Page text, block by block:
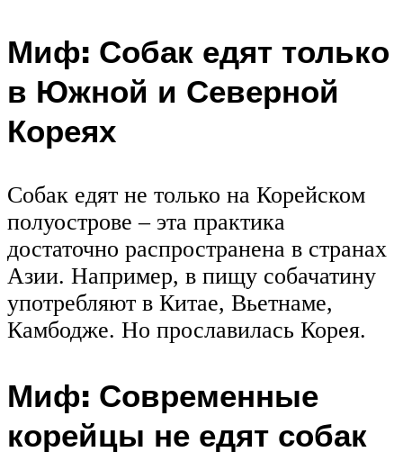
Миф: Собак едят только
в Южной и Северной
Кореях
Собак едят не только на Корейском
полуострове – эта практика
достаточно распространена в странах
Азии. Например, в пищу собачатину
употребляют в Китае, Вьетнаме,
Камбодже. Но прославилась Корея.
Миф: Современные
корейцы не едят собак